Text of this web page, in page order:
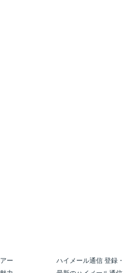
ー
ハイメール通信 登録